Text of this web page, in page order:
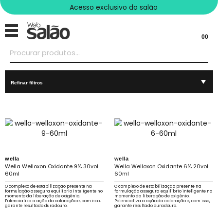
Acesso exclusivo do salão
00
Refinar filtros
wella
Wella Welloxon Oxidante 9% 30vol.
60ml
O complexo de estabilização presente na
formulação assegura equilíbrio inteligente no
momento da liberação de oxigênio.
Potencializa a ação da coloração e, com isso,
garante resultado duradouro.
wella
Wella Welloxon Oxidante 6% 20vol.
60ml
O complexo de estabilização presente na
formulação assegura equilíbrio inteligente no
momento da liberação de oxigênio.
Potencializa a ação da coloração e, com isso,
garante resultado duradouro.